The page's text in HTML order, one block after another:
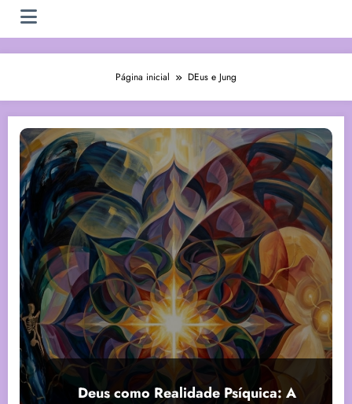
Página inicial DEus e Jung
Deus como Realidade Psíquica: A